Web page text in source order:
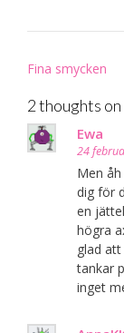
Post
Fina smycken
2 thoughts on
Ewa
24
Men
dig för
en
högra
glad
tankar
inget